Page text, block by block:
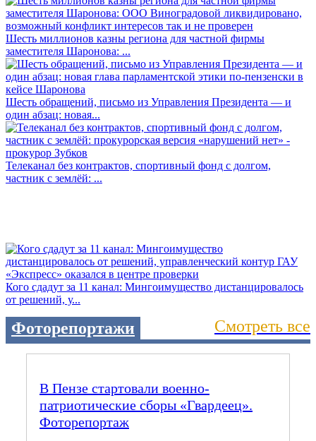
Шесть миллионов казны региона для частной фирмы
заместителя Шаронова: ...
Шесть обращений, письмо из Управления Президента — и
один абзац: новая...
Телеканал без контрактов, спортивный фонд с долгом,
частник с землёй: ...
Кого сдадут за 11 канал: Мингоимущество дистанцировалось
от решений, у...
Фоторепортажи Смотреть все
В Пензе стартовали военно-
патриотические сборы «Гвардеец».
Фоторепортаж